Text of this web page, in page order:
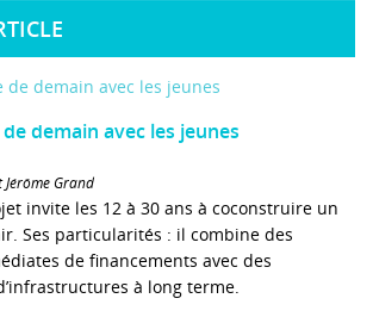
demain avec les jeunes
Grand
invite les 12 à 30 ans à coconstruire un
Ses particularités : il combine des
de financements avec des
à long terme.